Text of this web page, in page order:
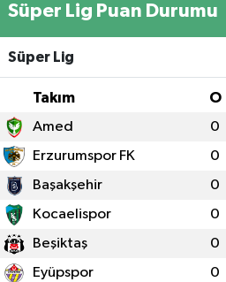
Süper Lig Puan Durumu
Süper Lig
Takım O
Amed 0
Erzurumspor FK 0
Başakşehir 0
Kocaelispor 0
Beşiktaş 0
Eyüpspor 0